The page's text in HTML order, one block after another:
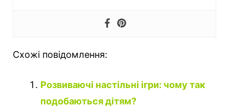
Схожі повідомлення:
Розвиваючі настільні ігри: чому так
подобаються дітям?